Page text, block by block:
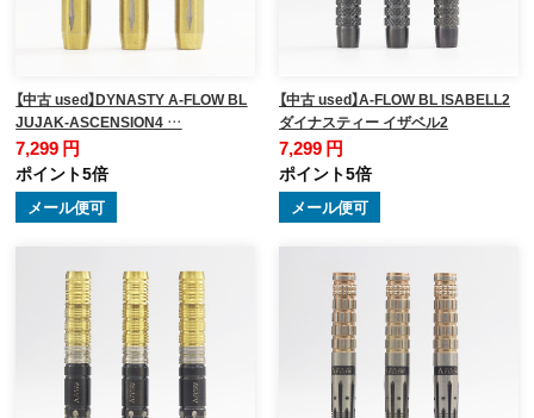
【中古 used】DYNASTY A-FLOW BL
JUJAK-ASCENSION4 …
7,299 円
ポイント5倍
メール便可
【中古 used】A-FLOW BL ISABELL2
ダイナスティー イザベル2
7,299 円
ポイント5倍
メール便可